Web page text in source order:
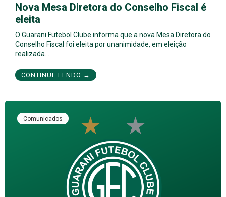
Nova Mesa Diretora do Conselho Fiscal é
eleita
O Guarani Futebol Clube informa que a nova Mesa Diretora do
Conselho Fiscal foi eleita por unanimidade, em eleição
realizada…
CONTINUE LENDO →
Comunicados